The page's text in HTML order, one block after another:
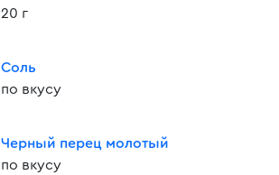
20 г
Соль
по вкусу
Черный перец молотый
по вкусу